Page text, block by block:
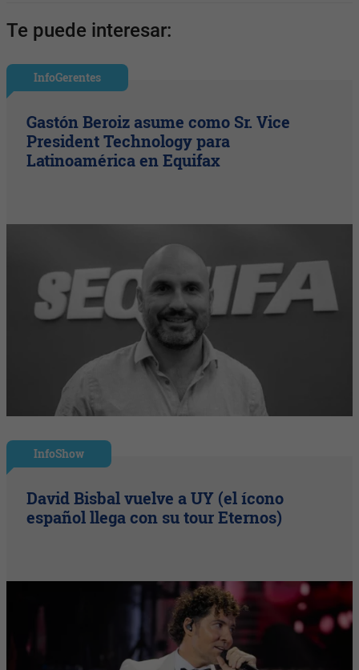
Te puede interesar:
InfoGerentes
Gastón Beroiz asume como Sr. Vice
President Technology para
Latinoamérica en Equifax
InfoShow
David Bisbal vuelve a UY (el ícono
español llega con su tour Eternos)